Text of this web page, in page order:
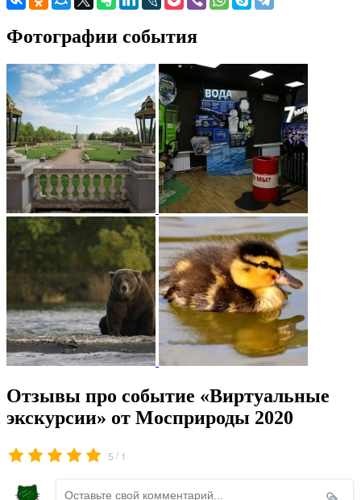
Фотографии события
Отзывы про событие «Виртуальные
экскурсии» от Мосприроды 2020
5 / 1